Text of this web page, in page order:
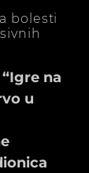
bolesti
na
u